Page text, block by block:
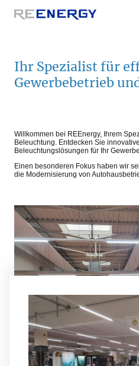
Ihr Spezialist für
Gewerbebetrieb
Willkommen bei REEnergy, Ihrem
Beleuchtung. Entdecken Sie
Beleuchtungslösungen für Ihr
Einen besonderen Fokus haben wir
die Modernisierung von